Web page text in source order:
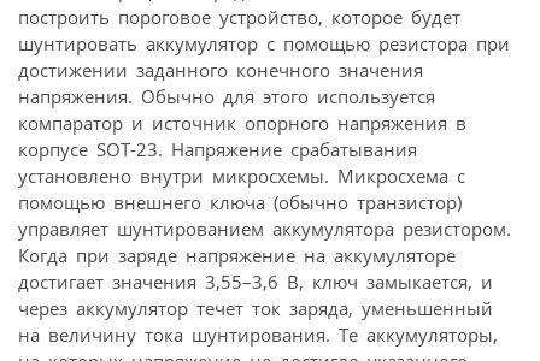
построить пороговое устройство, которое будет
шунтировать аккумулятор с помощью резистора при
достижении заданного конечного значения
напряжения. Обычно для этого используется
компаратор и источник опорного напряжения в
корпусе SOT-23. Напряжение срабатывания
установлено внутри микросхемы. Микросхема с
помощью внешнего ключа (обычно транзистор)
управляет шунтированием аккумулятора резистором.
Когда при заряде напряжение на аккумуляторе
достигает значения 3,55–3,6 В, ключ замыкается, и
через аккумулятор течет ток заряда, уменьшенный
на величину тока шунтирования. Те аккумуляторы,